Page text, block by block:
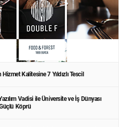
Hizmet Kalitesine 7 Yıldızlı Tescil
Vadisi ile Üniversite ve İş Dünyası
Köprü